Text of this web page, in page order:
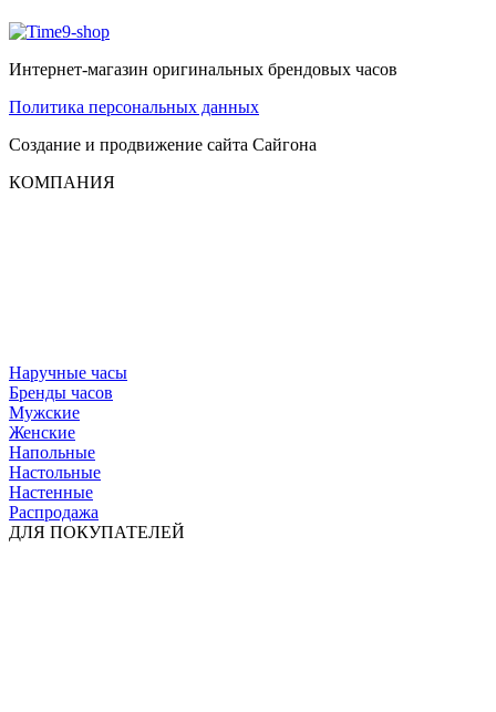
Интернет-магазин оригинальных брендовых часов
Политика персональных данных
Создание и продвижение сайта Сайгона
КОМПАНИЯ
Наручные часы
Бренды часов
Мужские
Женские
Напольные
Настольные
Настенные
Распродажа
ДЛЯ ПОКУПАТЕЛЕЙ